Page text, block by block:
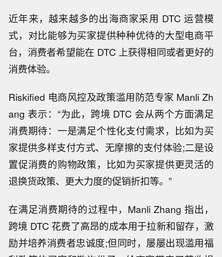
近年来，越来越多的出海商家采用 DTC 运营模
式，对比能够为买家提供种种优待的大型电商平
台，消费者希望能在 DTC 上获得相同或者更好的
消费体验。
Riskified 电商风控及政策滥用防范专家 Manli Zh
ang 表示：“为此，跨境 DTC 会从两个方面满足
消费期待：一是满足个性化支付需求，比如为买
家提供多样支付方式、无摩擦的支付体验;二是设
置促消费的购物政策，比如为买家提供更灵活的
退换货政策、更大力度的促销折扣等。”
在满足消费期待的过程中，Manli Zhang 指出，
跨境 DTC 花费了高昂的成本用于拉新和留存，激
励并培养消费者忠诚度;但同时，屡屡出现滥用福